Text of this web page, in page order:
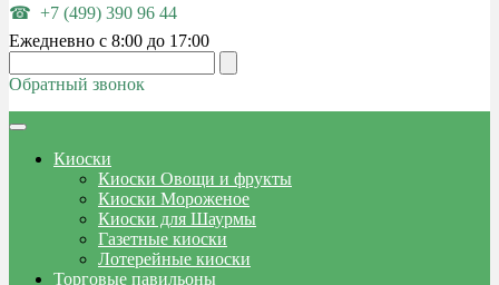
+7 (499) 390 96 44
Ежедневно с 8:00 до 17:00
Обратный звонок
Киоски
Киоски Овощи и фрукты
Киоски Мороженое
Киоски для Шаурмы
Газетные киоски
Лотерейные киоски
Торговые павильоны